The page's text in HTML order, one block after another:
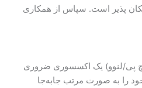
پذیر است. سپاس از همکاری
پی/لنوو) یک اکسسوری ضروری
را به صورت مرتب جابه‌جا